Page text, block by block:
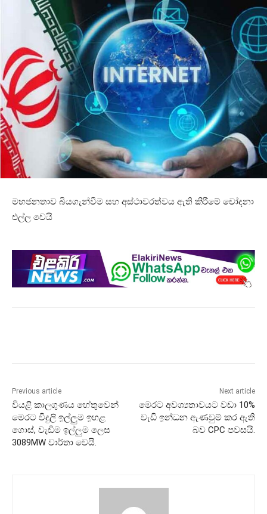
මහජනතාව බියගැන්වීම සහ අස්ථාවරත්වය ඇති කිරීමේ චෝදනා
එල්ල වෙයි
Previous article
වියළි කාලගුණය හේතුවෙන්
මෙරට විදුලි ඉල්ලුම ඉහළ
ගොස්, වැඩිම ඉල්ලුම ලෙස
3089MW වාර්තා වෙයි.
Next article
මෙරට අවශ්‍යතාවයට වඩා 10%
වැඩි ඉන්ධන ඇණවුම් කර ඇති
බව CPC පවසයි.